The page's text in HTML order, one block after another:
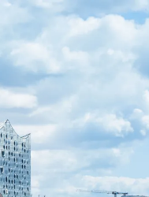
Nutzungserlebnis zu
Sie Ihre persönlichen